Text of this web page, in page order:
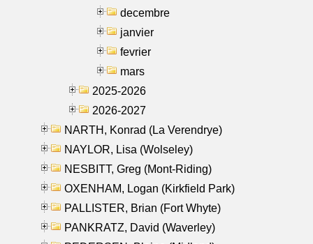
decembre
janvier
fevrier
mars
2025-2026
2026-2027
NARTH, Konrad (La Verendrye)
NAYLOR, Lisa (Wolseley)
NESBITT, Greg (Mont-Riding)
OXENHAM, Logan (Kirkfield Park)
PALLISTER, Brian (Fort Whyte)
PANKRATZ, David (Waverley)